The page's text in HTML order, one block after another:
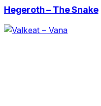
Hegeroth – The Snake